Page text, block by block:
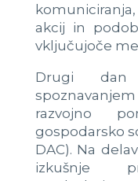
akcij in
vključujoče
Drugi
razvojno
gospodarsko
DAC). Na
izkušnje